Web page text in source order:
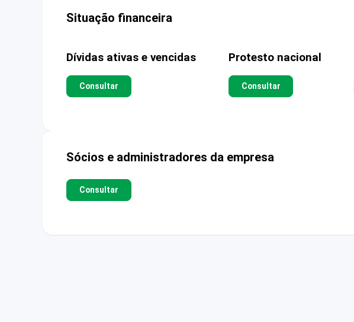
Situação financeira
Dívidas ativas e vencidas
Consultar
Protesto nacional
Consultar
Sócios e administradores da empresa
Consultar